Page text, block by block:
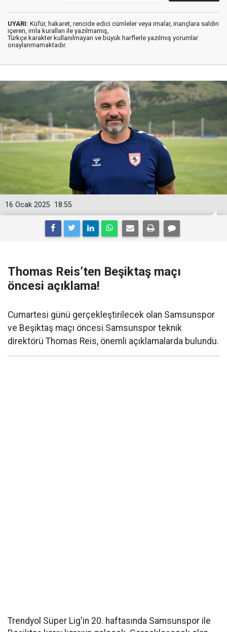
UYARI: Küfür, hakaret, rencide edici cümleler veya imalar, inançlara saldırı
içeren, imla kuralları ile yazılmamış,
Türkçe karakter kullanılmayan ve büyük harflerle yazılmış yorumlar
onaylanmamaktadır.
18:55
16 Ocak 2025
Thomas Reis’ten Beşiktaş maçı
öncesi açıklama!
Cumartesi günü gerçekleştirilecek olan Samsunspor
ve Beşiktaş maçı öncesi Samsunspor teknik
direktörü Thomas Reis, önemli açıklamalarda bulundu.
Trendyol Süper Lig'in 20. haftasında Samsunspor ile